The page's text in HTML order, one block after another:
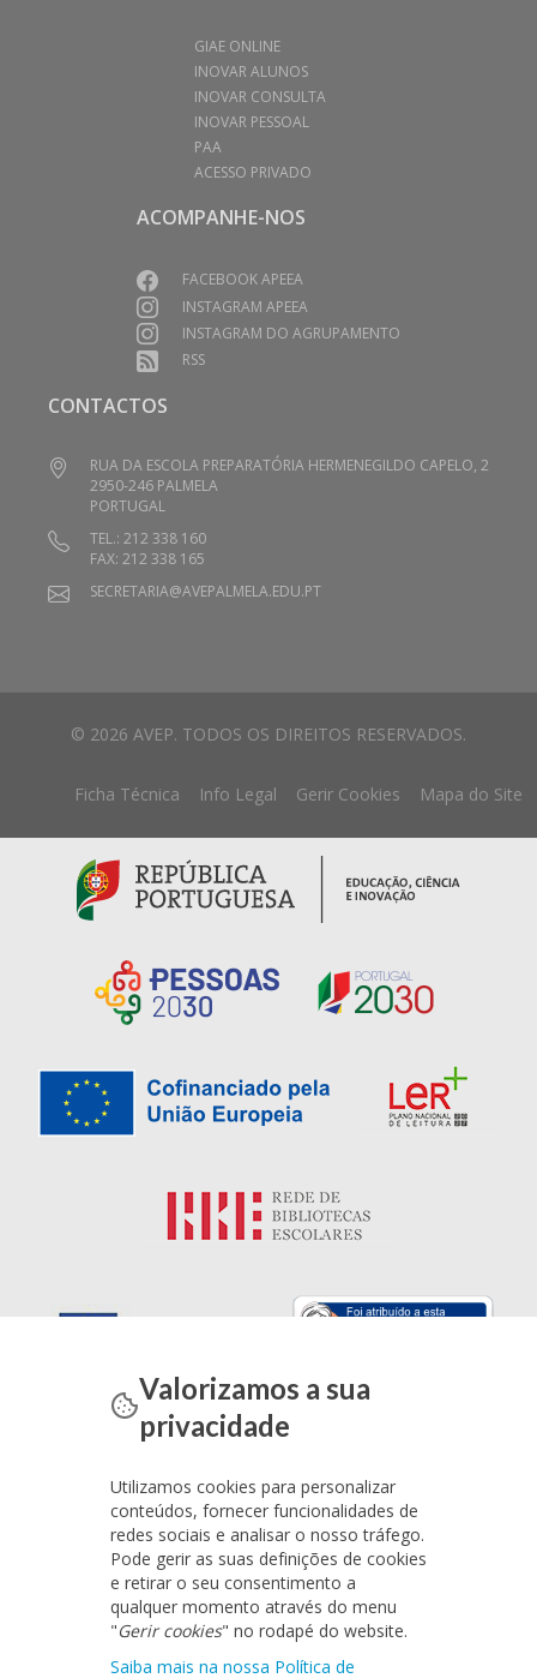
GIAE ONLINE
INOVAR ALUNOS
INOVAR CONSULTA
INOVAR PESSOAL
PAA
ACESSO PRIVADO
ACOMPANHE-NOS
FACEBOOK APEEA
INSTAGRAM APEEA
INSTAGRAM DO AGRUPAMENTO
RSS
CONTACTOS
RUA DA ESCOLA PREPARATÓRIA HERMENEGILDO CAPELO, 2
2950-246 PALMELA
PORTUGAL
TEL.: 212 338 160
FAX: 212 338 165
SECRETARIA@AVEPALMELA.EDU.PT
© 2026 AVEP. TODOS OS DIREITOS RESERVADOS.
Ficha Técnica Info Legal Gerir Cookies Mapa do Site
Valorizamos a sua
privacidade
Utilizamos cookies para personalizar
conteúdos, fornecer funcionalidades de
redes sociais e analisar o nosso tráfego.
Pode gerir as suas definições de cookies
e retirar o seu consentimento a
qualquer momento através do menu
"Gerir cookies" no rodapé do website.
Saiba mais na nossa Política de